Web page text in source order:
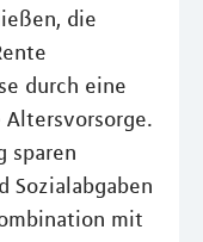
die
durch eine
sparen
Sozialabgaben
mit